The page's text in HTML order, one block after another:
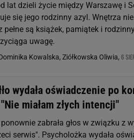
lat dzieli życie między Warszawę i
się jego rodzinny azyl. Wnętrza
pełne są książek, pamiątek i
uwagę.
Kowalska, Ziółkowska Oliwia, 6
wydała oświadczenie po
miałam złych intencji"
ponownie zabrała głos w związku z
serwis". Psycholożka wydała